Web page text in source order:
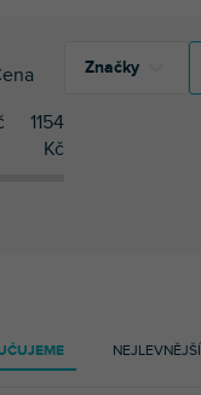
NEJLEVNĚJŠÍ
1154
Kč
Značky